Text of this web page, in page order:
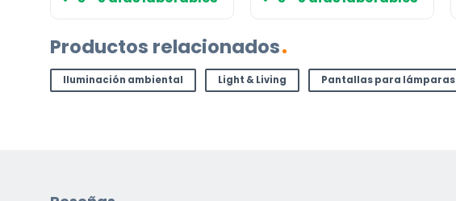
Productos relacionados
Iluminación ambiental Light & Living Pantallas para lámparas